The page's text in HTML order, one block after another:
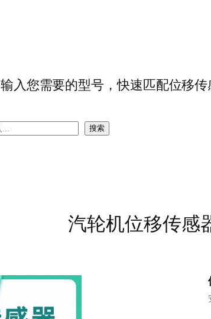
输入您需要的型号，快速匹配位移传
搜索
汽轮机位移传感